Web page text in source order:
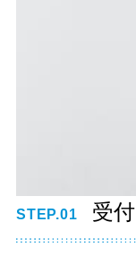
STEP.01 受付